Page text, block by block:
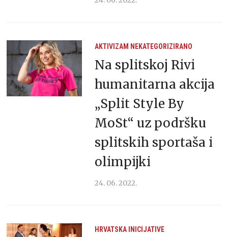
AKTIVIZAM NEKATEGORIZIRANO
Na splitskoj Rivi
humanitarna akcija
„Split Style By
MoSt“ uz podršku
splitskih sportaša i
olimpijki
24. 06. 2022.
HRVATSKA
INICIJATIVE